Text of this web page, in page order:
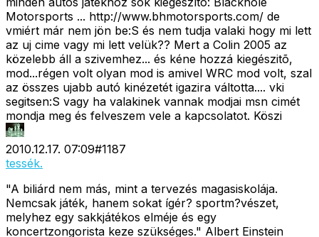
Motorsports ... http://www.bhmotorsports.com/ de
vmiért már nem jön be:S és nem tudja valaki hogy mi lett
az uj cime vagy mi lett velük?? Mert a Colin 2005 az
közelebb áll a szivemhez... és kéne hozzá kiegészitõ,
mod...régen volt olyan mod is amivel WRC mod volt, szal
az összes ujabb autó kinézetét igazira váltotta.... vki
segitsen:S vagy ha valakinek vannak modjai msn cimét
mondja meg és felveszem vele a kapcsolatot. Köszi
2010.12.17. 07:09#1187
tessék.
"A biliárd nem más, mint a tervezés magasiskolája.
Nemcsak játék, hanem sokat ígér? sportm?vészet,
melyhez egy sakkjátékos elméje és egy
koncertzongorista keze szükséges." Albert Einstein